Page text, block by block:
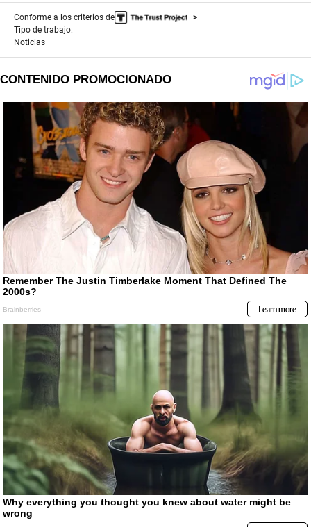
Conforme a los criterios de
Tipo de trabajo:
Noticias